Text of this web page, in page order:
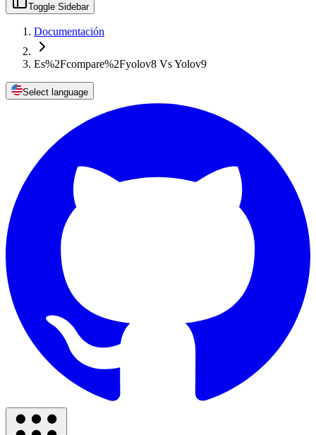
Toggle Sidebar
Documentación
Es%2Fcompare%2Fyolov8 Vs Yolov9
Select language